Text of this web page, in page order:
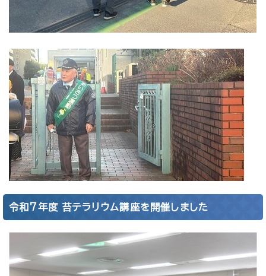
令和7年度 苔テラリウム講座を開催しました